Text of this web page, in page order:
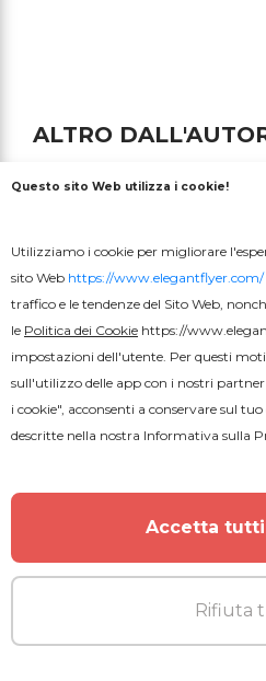
ALTRO
Questo sito Web utilizza i cookie!
Utilizziamo i cookie per migliorare
sito Web https://www.elegantflyer.com/
traffico e le tendenze del Sito Web,
le Politica dei Cookie https://
impostazioni dell'utente. Per questi
sull'utilizzo delle app con i nostri partner
i cookie", acconsenti a conservare sul
descritte nella nostra Informativa sulla
Accetta
Rifiuta